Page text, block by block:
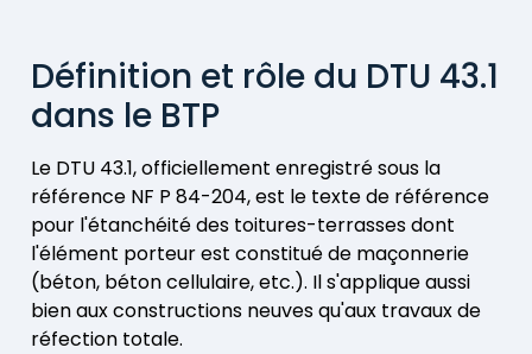
Définition et rôle du DTU 43.1
dans le BTP
Le DTU 43.1, officiellement enregistré sous la
référence NF P 84-204, est le texte de référence
pour l'étanchéité des toitures-terrasses dont
l'élément porteur est constitué de maçonnerie
(béton, béton cellulaire, etc.). Il s'applique aussi
bien aux constructions neuves qu'aux travaux de
réfection totale.